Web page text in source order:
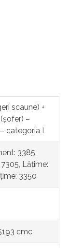
scaune) +
–
categoria I
3385,
Lățime:
3350
cmc